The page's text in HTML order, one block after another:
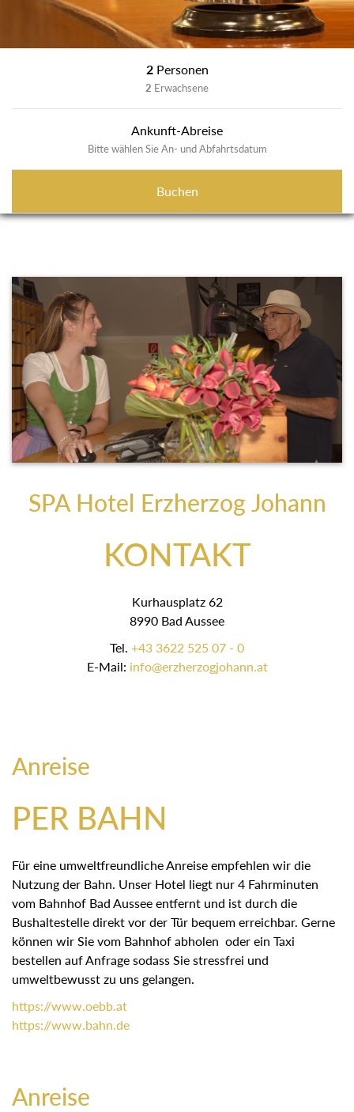
2 Personen
2 Erwachsene
Ankunft-Abreise
Bitte wählen Sie An- und Abfahrtsdatum
Buchen
SPA Hotel Erzherzog Johann
KONTAKT
Kurhausplatz 62
8990 Bad Aussee
Tel. +43 3622 525 07 - 0
E-Mail: info@erzherzogjohann.at
Anreise
PER BAHN
Für eine umweltfreundliche Anreise empfehlen wir die
Nutzung der Bahn. Unser Hotel liegt nur 4 Fahrminuten
vom Bahnhof Bad Aussee entfernt und ist durch die
Bushaltestelle direkt vor der Tür bequem erreichbar. Gerne
können wir Sie vom Bahnhof abholen oder ein Taxi
bestellen auf Anfrage sodass Sie stressfrei und
umweltbewusst zu uns gelangen.
https://www.oebb.at
https://www.bahn.de
Anreise